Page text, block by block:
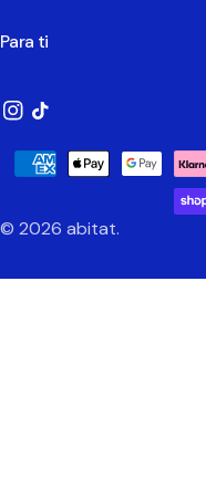
Para ti
Instagram
TikTok
© 2026 abitat.
Métodos
Pagamento